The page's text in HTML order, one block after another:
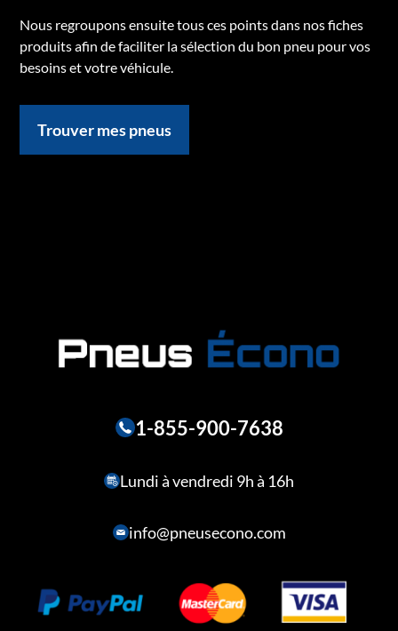
Nous regroupons ensuite tous ces points dans nos fiches
produits afin de faciliter la sélection du bon pneu pour vos
besoins et votre véhicule.
Trouver mes pneus
1-855-900-7638
Lundi à vendredi 9h à 16h
info@pneusecono.com